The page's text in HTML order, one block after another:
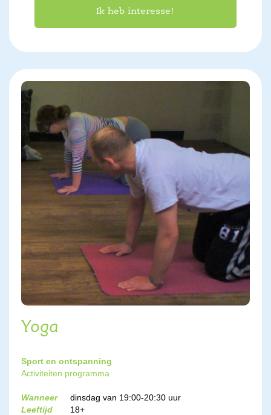
Ik heb interesse!
Yoga
Sport en ontspanning
Activiteiten programma
Wanneer
dinsdag van 19:00-20:30 uur
Leeftijd
18+